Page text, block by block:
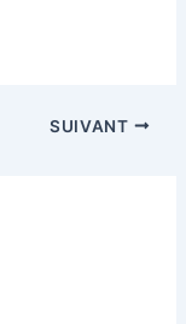
SUIVANT